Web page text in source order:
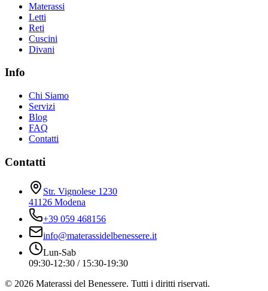
Materassi
Letti
Reti
Cuscini
Divani
Info
Chi Siamo
Servizi
Blog
FAQ
Contatti
Contatti
Str. Vignolese 1230
41126 Modena
+39 059 468156
info@materassidelbenessere.it
Lun-Sab
09:30-12:30 / 15:30-19:30
© 2026 Materassi del Benessere. Tutti i diritti riservati.